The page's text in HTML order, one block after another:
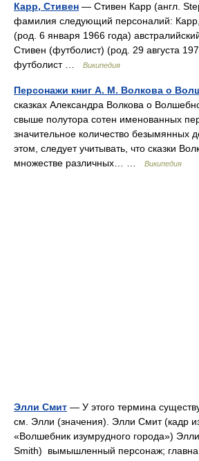
Карр, Стивен — Стивен Карр (англ.
фамилия следующий персоналий:
(род. 6 января 1966 года)
Стивен (футболист) (род. 29 августа
футболист …
Википедия
Персонажи книг А. М. Волкова о
сказках Александра Волкова о
свыше полутора сотен именованных
значительное количество безымянных
этом, следует учитывать, что сказки
множестве различных… …
Википедия
Элли Смит — У этого термина
см. Элли (значения). Элли Смит (кадр
«Волшебник изумрудного города»)
Smith) вымышленный персонаж;